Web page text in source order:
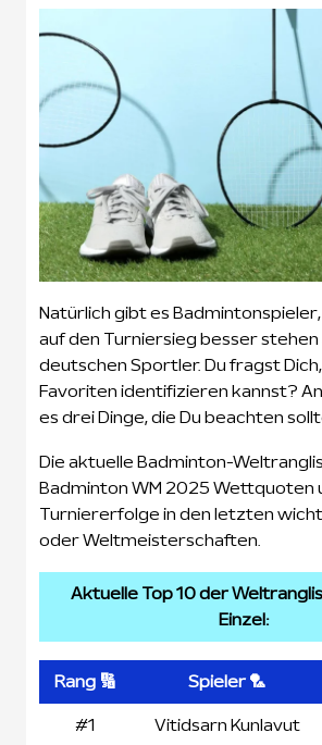
Natürlich gibt es
auf den Turniersieg besser stehen
deutschen Sportler. Du fragst
Favoriten identifizieren kannst?
es drei Dinge, die Du beachten
Die aktuelle Badminton-
Badminton WM 2025 Wettquoten
Turniererfolge in den letzten
oder Weltmeisterschaften.
Aktuelle Top 10 der
Einzel:
Rang 🔢 Spieler 🏸
#1 Vitidsarn Kunlavut